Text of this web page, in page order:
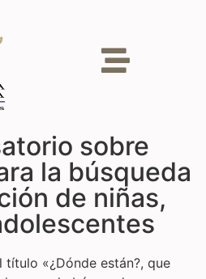
sobre
la búsqueda
de niñas,
«¿Dónde están?, que